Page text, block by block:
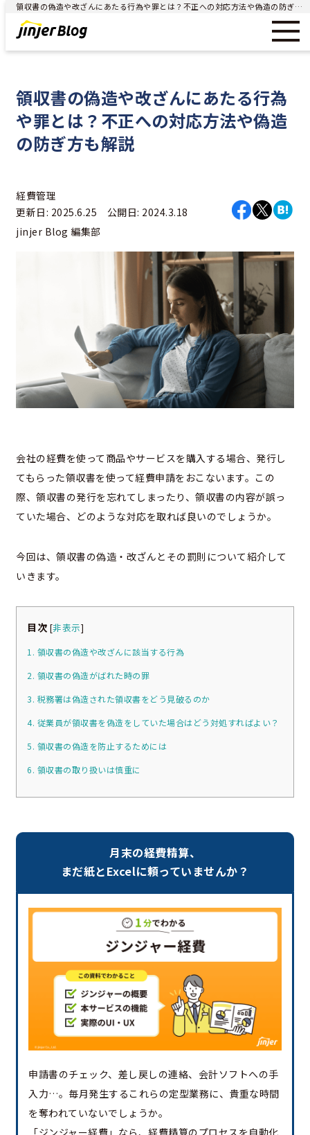
領収書の偽造や改ざんにあたる行為や罪とは？不正への対応方法や偽造の防ぎ方も解説 - ジンジャー（jinjer）｜統合型人事システム
領収書の偽造や改ざんにあたる行為
や罪とは？不正への対応方法や偽造
の防ぎ方も解説
経費管理
更新日: 2025.6.25 公開日: 2024.3.18
jinjer Blog 編集部
会社の経費を使って商品やサービスを購入する場合、発行し
てもらった領収書を使って経費申請をおこないます。この
際、領収書の発行を忘れてしまったり、領収書の内容が誤っ
ていた場合、どのような対応を取れば良いのでしょうか。
今回は、領収書の偽造・改ざんとその罰則について紹介して
いきます。
目次 [非表示]
1. 領収書の偽造や改ざんに該当する行為
2. 領収書の偽造がばれた時の罪
3. 税務署は偽造された領収書をどう見破るのか
4. 従業員が領収書を偽造をしていた場合はどう対処すればよい？
5. 領収書の偽造を防止するためには
6. 領収書の取り扱いは慎重に
月末の経費精算、
まだ紙とExcelに頼っていませんか？
申請書のチェック、差し戻しの連絡、会計ソフトへの手
入力…。毎月発生するこれらの定型業務に、貴重な時間
を奪われていないでしょうか。